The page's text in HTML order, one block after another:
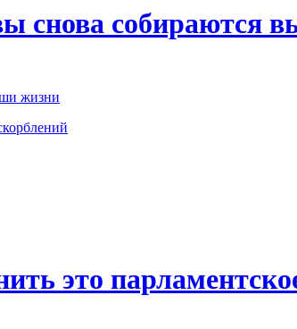
снова собираются
жизни
это